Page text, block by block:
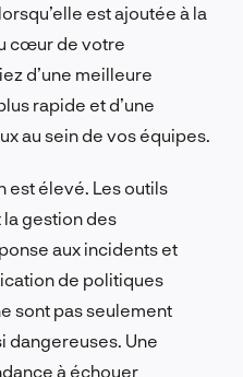
est ajoutée à la
cœur de votre
d’une meilleure
rapide et d’une
au sein de vos équipes.
est élevé. Les outils
gestion des
aux incidents et
de politiques
sont pas seulement
dangereuses. Une
à échouer